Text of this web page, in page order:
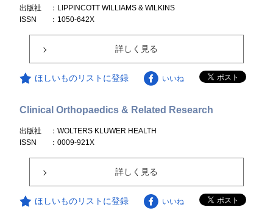
出版社
：LIPPINCOTT WILLIAMS & WILKINS
ISSN
：1050-642X
詳しく見る
ほしいものリストに登録 いいね
Clinical Orthopaedics & Related Research
出版社
：WOLTERS KLUWER HEALTH
ISSN
：0009-921X
詳しく見る
ほしいものリストに登録 いいね